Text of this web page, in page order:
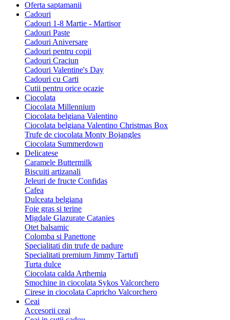
Oferta saptamanii
Cadouri
Cadouri 1-8 Martie - Martisor
Cadouri Paste
Cadouri Aniversare
Cadouri pentru copii
Cadouri Craciun
Cadouri Valentine's Day
Cadouri cu Carti
Cutii pentru orice ocazie
Ciocolata
Ciocolata Millennium
Ciocolata belgiana Valentino
Ciocolata belgiana Valentino Christmas Box
Trufe de ciocolata Monty Bojangles
Ciocolata Summerdown
Delicatese
Caramele Buttermilk
Biscuiti artizanali
Jeleuri de fructe Confidas
Cafea
Dulceata belgiana
Foie gras si terine
Migdale Glazurate Catanies
Otet balsamic
Colomba si Panettone
Specialitati din trufe de padure
Specialitati premium Jimmy Tartufi
Turta dulce
Ciocolata calda Arthemia
Smochine in ciocolata Sykos Valcorchero
Cirese in ciocolata Capricho Valcorchero
Ceai
Accesorii ceai